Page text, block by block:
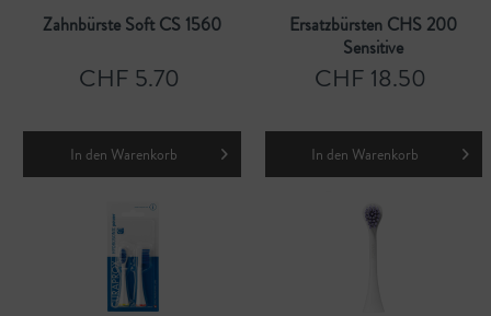
Zahnbürste Soft CS 1560
CHF 5.70
In den Warenkorb
Ersatzbürsten CHS 200
Sensitive
CHF 18.50
In den Warenkorb